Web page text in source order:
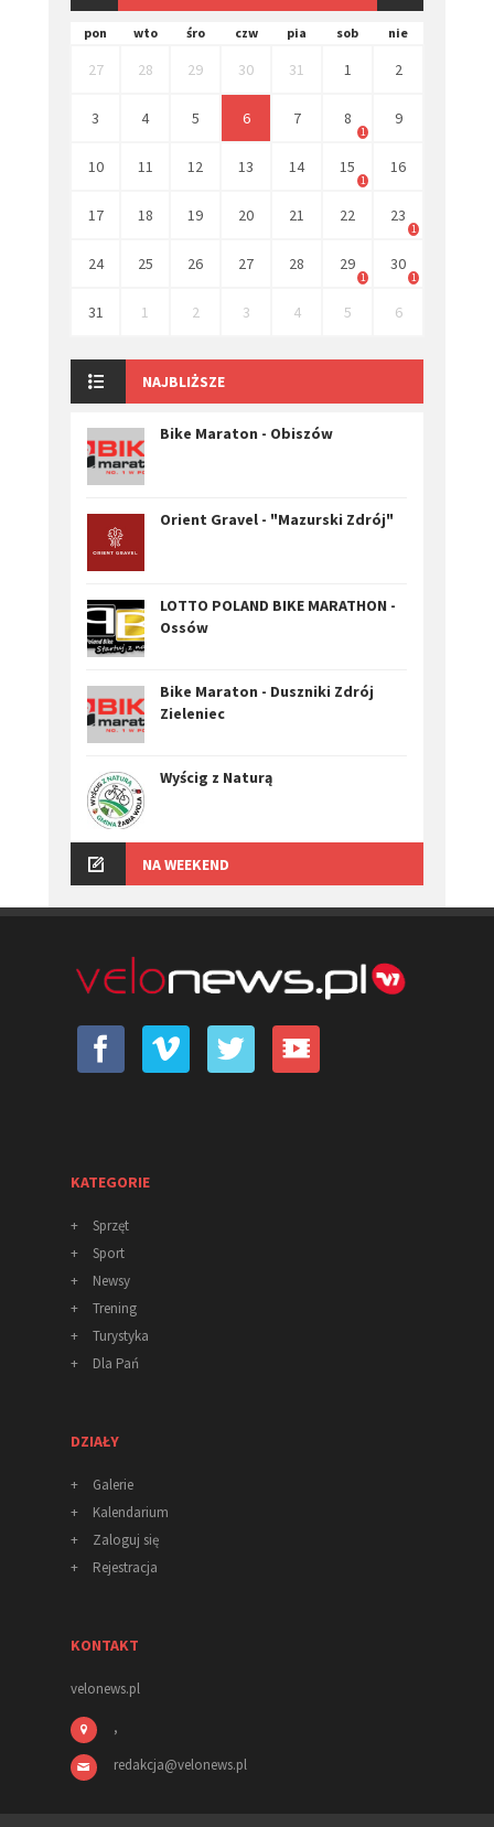
pon wto śro czw pia sob nie
27 28 29 30 31 1 2
3 4 5 6 7 8
1
9
10 11 12 13 14 15
1
16
17 18 19 20 21 22 23
1
24 25 26 27 28 29
1
30
1
31 1 2 3 4 5 6
NAJBLIŻSZE
Bike Maraton - Obiszów
Orient Gravel - "Mazurski Zdrój"
LOTTO POLAND BIKE MARATHON -
Ossów
Bike Maraton - Duszniki Zdrój
Zieleniec
Wyścig z Naturą
NA WEEKEND
KATEGORIE
+
Sprzęt
+
Sport
+
Newsy
+
Trening
+
Turystyka
+
Dla Pań
DZIAŁY
+
Galerie
+
Kalendarium
+
Zaloguj się
+
Rejestracja
KONTAKT
velonews.pl
,
redakcja@velonews.pl